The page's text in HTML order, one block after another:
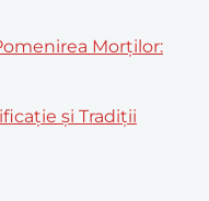
Morților:
și Tradiții